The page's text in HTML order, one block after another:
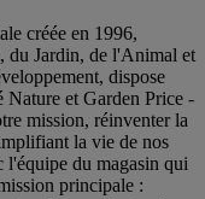
créée en 1996,
du Jardin, de l'Animal et
dispose
Nature et Garden Price -
mission, réinventer la
la vie de nos
du magasin qui
principale :